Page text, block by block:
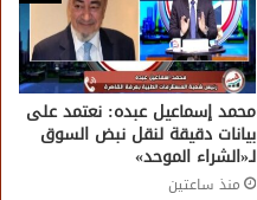
محمد إسماعيل عبده: نعتمد على
بيانات دقيقة لنقل نبض السوق
لـ«الشراء الموحد»
منذ ساعتين